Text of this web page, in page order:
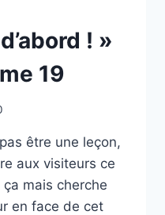
! »
19
être une leçon,
aux visiteurs ce
mais cherche
en face de cet